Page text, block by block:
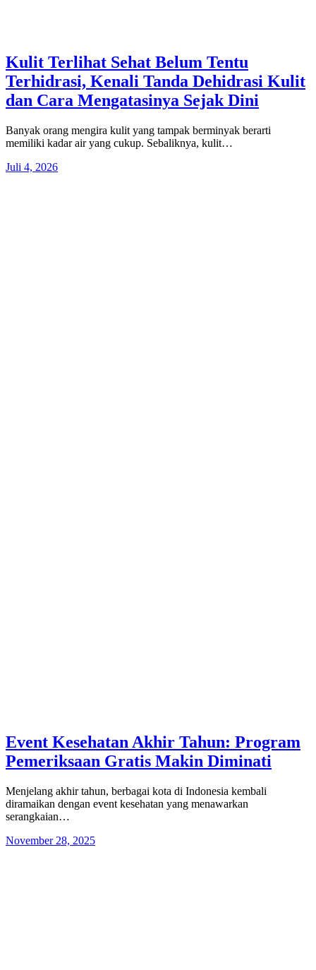
Kulit Terlihat Sehat Belum Tentu
Terhidrasi, Kenali Tanda Dehidrasi Kulit
dan Cara Mengatasinya Sejak Dini
Banyak orang mengira kulit yang tampak berminyak berarti
memiliki kadar air yang cukup. Sebaliknya, kulit…
Juli 4, 2026
Event Kesehatan Akhir Tahun: Program
Pemeriksaan Gratis Makin Diminati
Menjelang akhir tahun, berbagai kota di Indonesia kembali
diramaikan dengan event kesehatan yang menawarkan
serangkaian…
November 28, 2025